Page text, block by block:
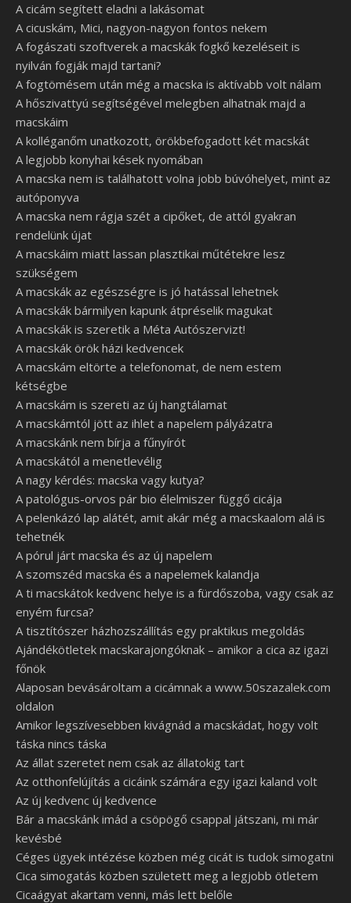
A cicám segített eladni a lakásomat
A cicuskám, Mici, nagyon-nagyon fontos nekem
A fogászati szoftverek a macskák fogkő kezeléseit is
nyilván fogják majd tartani?
A fogtömésem után még a macska is aktívabb volt nálam
A hőszivattyú segítségével melegben alhatnak majd a
macskáim
A kolléganőm unatkozott, örökbefogadott két macskát
A legjobb konyhai kések nyomában
A macska nem is találhatott volna jobb búvóhelyet, mint az
autóponyva
A macska nem rágja szét a cipőket, de attól gyakran
rendelünk újat
A macskáim miatt lassan plasztikai műtétekre lesz
szükségem
A macskák az egészségre is jó hatással lehetnek
A macskák bármilyen kapunk átpréselik magukat
A macskák is szeretik a Méta Autószervizt!
A macskák örök házi kedvencek
A macskám eltörte a telefonomat, de nem estem
kétségbe
A macskám is szereti az új hangtálamat
A macskámtól jött az ihlet a napelem pályázatra
A macskánk nem bírja a fűnyírót
A macskától a menetlevélig
A nagy kérdés: macska vagy kutya?
A patológus-orvos pár bio élelmiszer függő cicája
A pelenkázó lap alátét, amit akár még a macskaalom alá is
tehetnék
A pórul járt macska és az új napelem
A szomszéd macska és a napelemek kalandja
A ti macskátok kedvenc helye is a fürdőszoba, vagy csak az
enyém furcsa?
A tisztítószer házhozszállítás egy praktikus megoldás
Ajándékötletek macskarajongóknak – amikor a cica az igazi
főnök
Alaposan bevásároltam a cicámnak a www.50szazalek.com
oldalon
Amikor legszívesebben kivágnád a macskádat, hogy volt
táska nincs táska
Az állat szeretet nem csak az állatokig tart
Az otthonfelújítás a cicáink számára egy igazi kaland volt
Az új kedvenc új kedvence
Bár a macskánk imád a csöpögő csappal játszani, mi már
kevésbé
Céges ügyek intézése közben még cicát is tudok simogatni
Cica simogatás közben született meg a legjobb ötletem
Cicaágyat akartam venni, más lett belőle